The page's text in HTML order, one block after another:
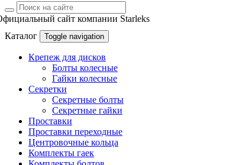
сайт компании Starleks
Каталог
Toggle navigation
Крепеж для дисков
Болты колесные
Гайки колесные
Секретки
Секретные болты
Секретные гайки
Проставки
Проставки переходные
Центровочные кольца
Комплекты гаек